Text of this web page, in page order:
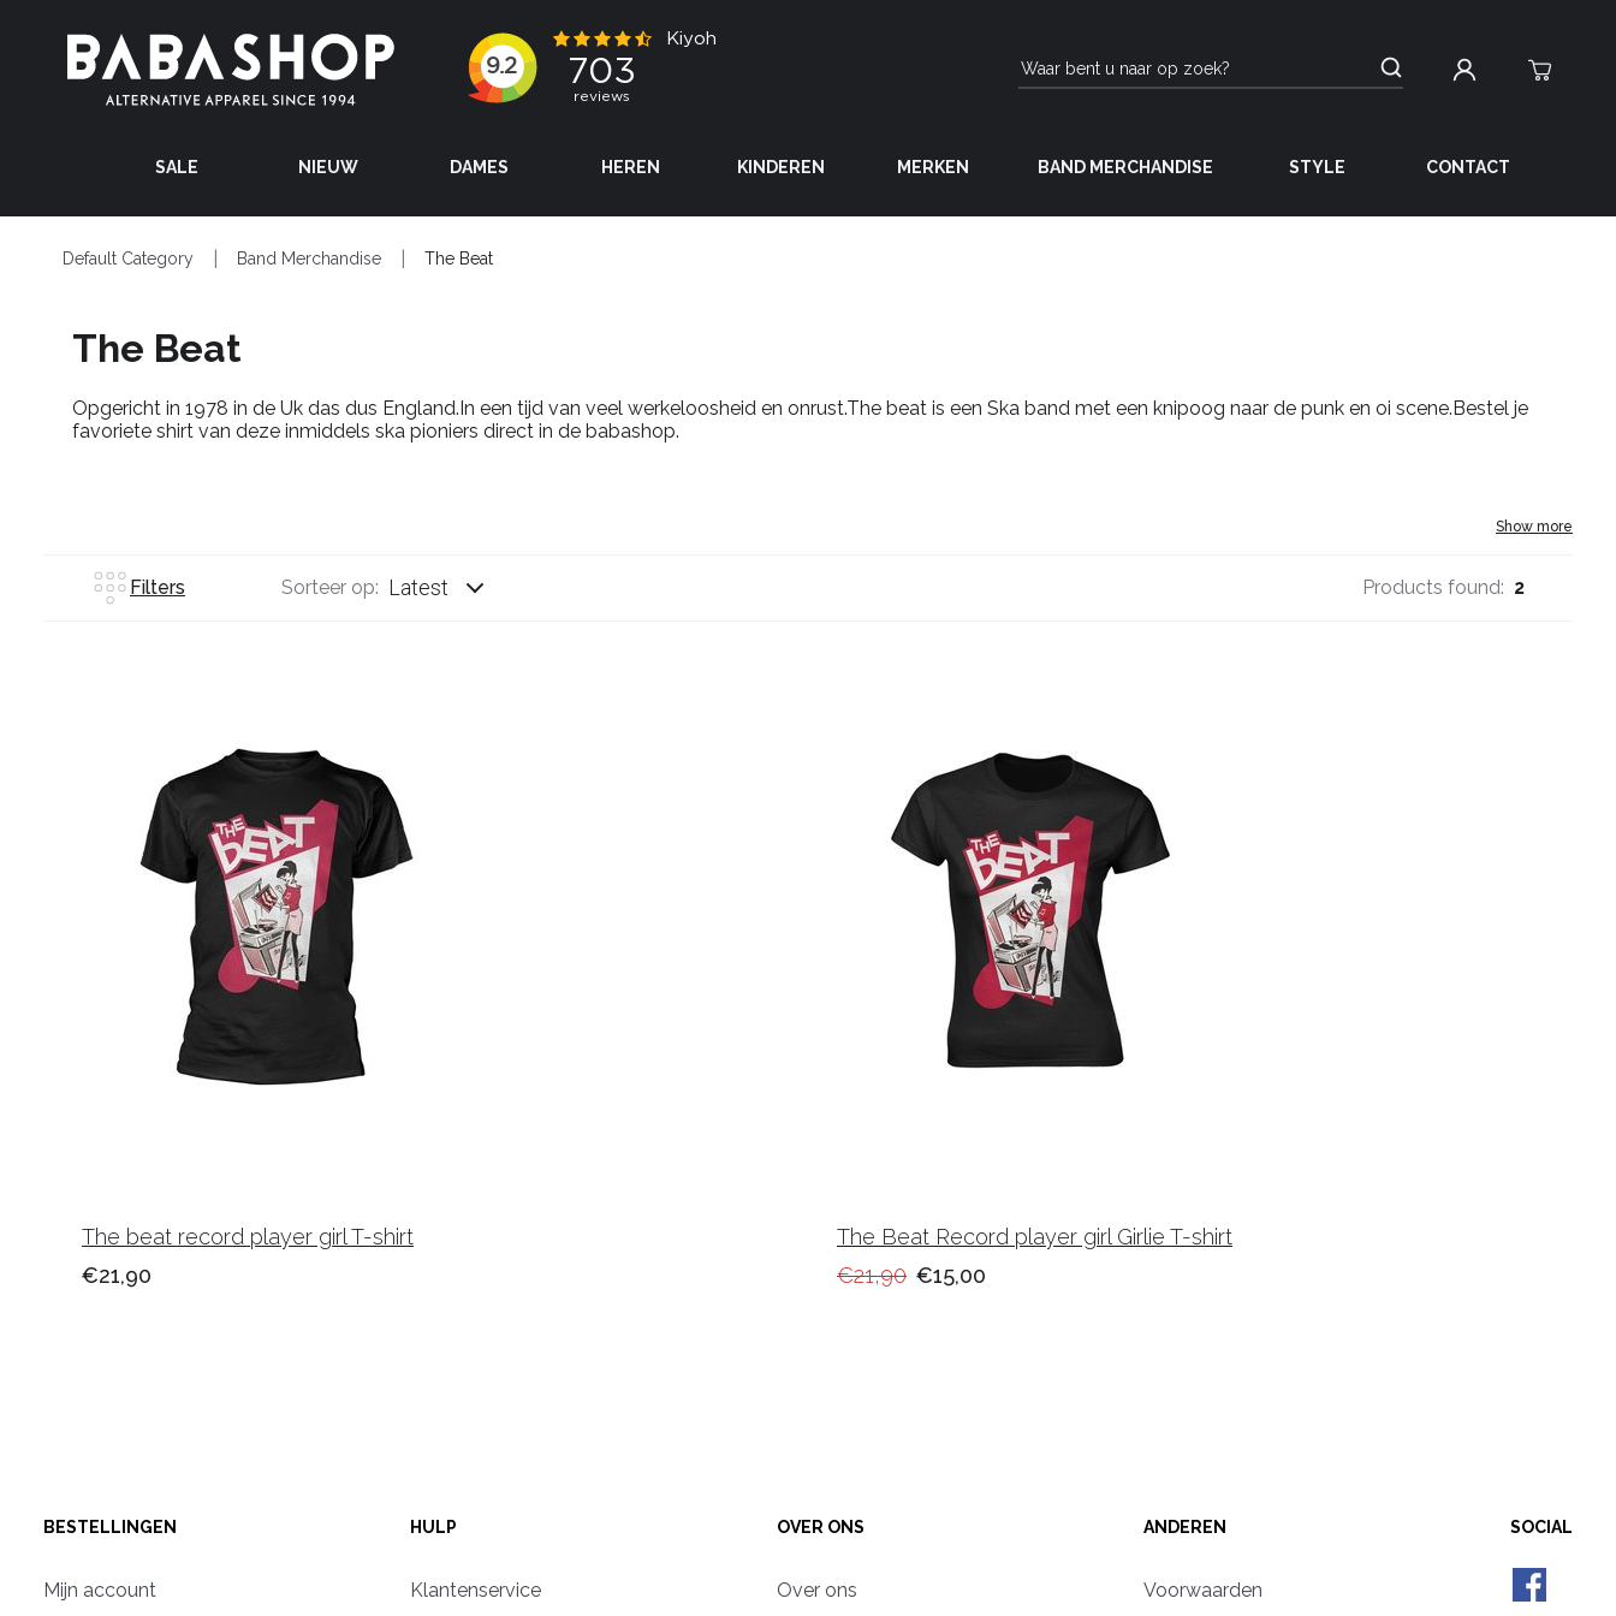
SALE NIEUW DAMES HEREN KINDEREN MERKEN BAND MERCHANDISE STYLE CONTACT
Default Category Band Merchandise The Beat
The Beat
Opgericht in 1978 in de Uk das dus England.In een tijd van veel werkeloosheid en onrust.The beat is een Ska band met een knipoog naar de punk en oi scene.Bestel je
favoriete shirt van deze inmiddels ska pioniers direct in de babashop.
Show more
Filters Sorteer op: Latest Products found: 2
The beat record player girl T-shirt
€21,90
The Beat Record player girl Girlie T-shirt
€21,90 €15,00
BESTELLINGEN
Mijn account
HULP
Klantenservice
OVER ONS
Over ons
ANDEREN
Voorwaarden
SOCIAL